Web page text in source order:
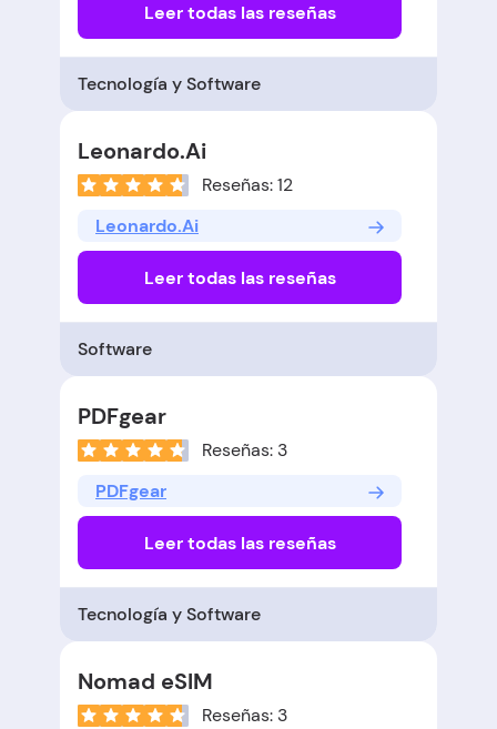
Leer todas las reseñas
Tecnología y Software
Leonardo.Ai
Reseñas: 12
Leonardo.Ai
Leer todas las reseñas
Software
PDFgear
Reseñas: 3
PDFgear
Leer todas las reseñas
Tecnología y Software
Nomad eSIM
Reseñas: 3